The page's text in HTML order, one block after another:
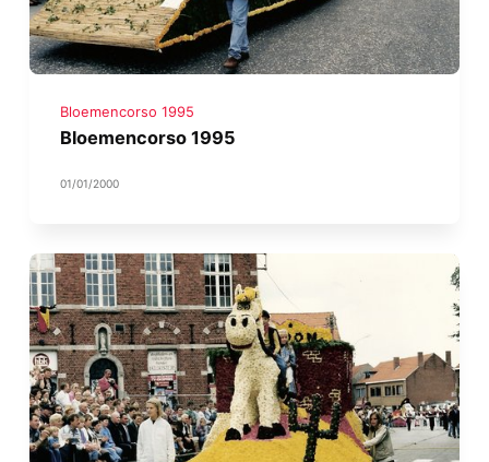
Bloemencorso 1995
Bloemencorso 1995
01/01/2000